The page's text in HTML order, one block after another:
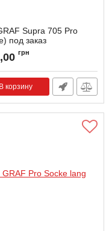
Supra 705 Pro
под заказ
грн
В корзину